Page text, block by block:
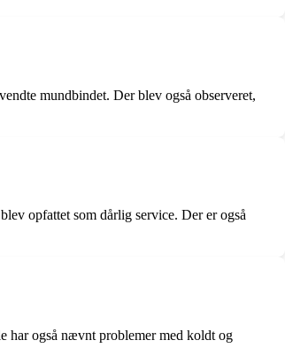
mundbindet. Der blev også observeret,
opfattet som dårlig service. Der er også
har også nævnt problemer med koldt og